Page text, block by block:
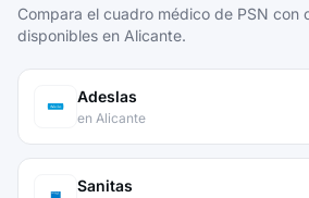
Compara el cuadro médico de PSN con
disponibles en Alicante.
Adeslas
en Alicante
Sanitas